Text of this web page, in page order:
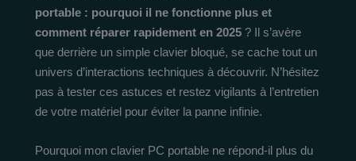
portable : pourquoi il ne fonctionne plus et
comment réparer rapidement en 2025 ? Il s’avère
que derrière un simple clavier bloqué, se cache tout un
univers d’interactions techniques à découvrir. N’hésitez
pas à tester ces astuces et restez vigilants à l’entretien
de votre matériel pour éviter la panne infinie.
Pourquoi mon clavier PC portable ne répond-il plus du